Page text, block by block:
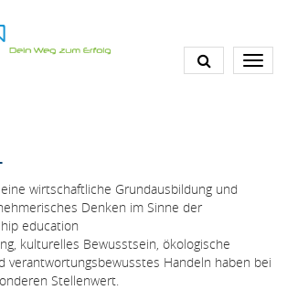
wirtschaftliche Grundausbildung und
Denken im Sinne der
education
kulturelles Bewusstsein, ökologische
verantwortungsbewusstes Handeln haben bei
Stellenwert.